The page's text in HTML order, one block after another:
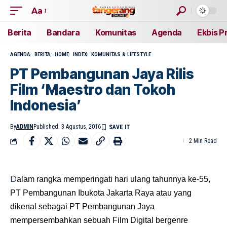
Aa
Berita Bandara Komunitas Agenda Ekbis
AGENDA BERITA HOME INDEX KOMUNITAS & LIFESTYLE
PT Pembangunan Jaya Rilis
Film ‘Maestro dan Tokoh
Indonesia’
ByADMIN Published: 3 Agustus, 2016
2 Min Read
Dalam rangka memperingati hari ulang tahunnya ke-55,
PT Pembangunan Ibukota Jakarta Raya atau yang
dikenal sebagai PT Pembangunan Jaya
mempersembahkan sebuah Film Digital bergenre